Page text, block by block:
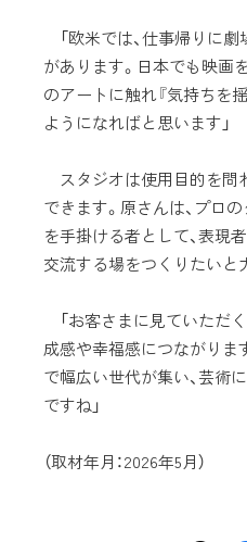
「欧米では、仕事帰りに
があります。日本でも映画
のアートに触れ『気持ちを
ようになればと思います」
スタジオは使用目的を問
できます。原さんは、プロ
を手掛ける者として、表現
交流する場をつくりたいと
「お客さまに見ていただ
成感や幸福感につながりま
で幅広い世代が集い、芸術
ですね」
（取材年月：2026年5月）